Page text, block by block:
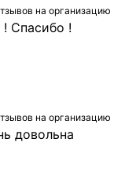
на организацию
Спасибо !
на организацию
довольна